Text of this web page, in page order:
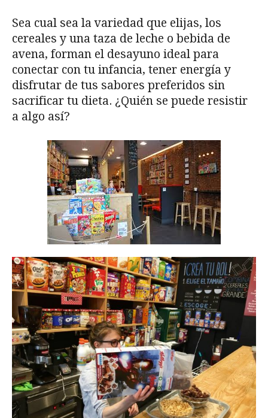
Sea cual sea la variedad que elijas, los
cereales y una taza de leche o bebida de
avena, forman el desayuno ideal para
conectar con tu infancia, tener energía y
disfrutar de tus sabores preferidos sin
sacrificar tu dieta. ¿Quién se puede resistir
a algo así?